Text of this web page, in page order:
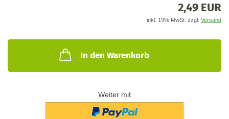
2,49 EUR
inkl. 19% MwSt. zzgl. Versand
In den Warenkorb
Weiter mit